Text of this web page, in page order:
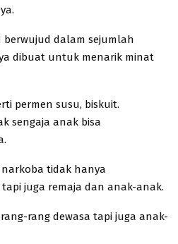
dalam sejumlah
dibuat untuk menarik minat
permen susu, biskuit.
sengaja anak bisa
tidak hanya
juga remaja dan anak-anak.
rang dewasa tapi juga anak-